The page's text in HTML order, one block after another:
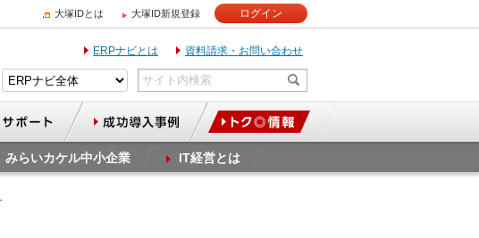
大塚IDとは 大塚ID新規登録 ログイン
ERPナビとは 資料請求・お問い合わせ
みらいカケル中小企業 IT経営とは